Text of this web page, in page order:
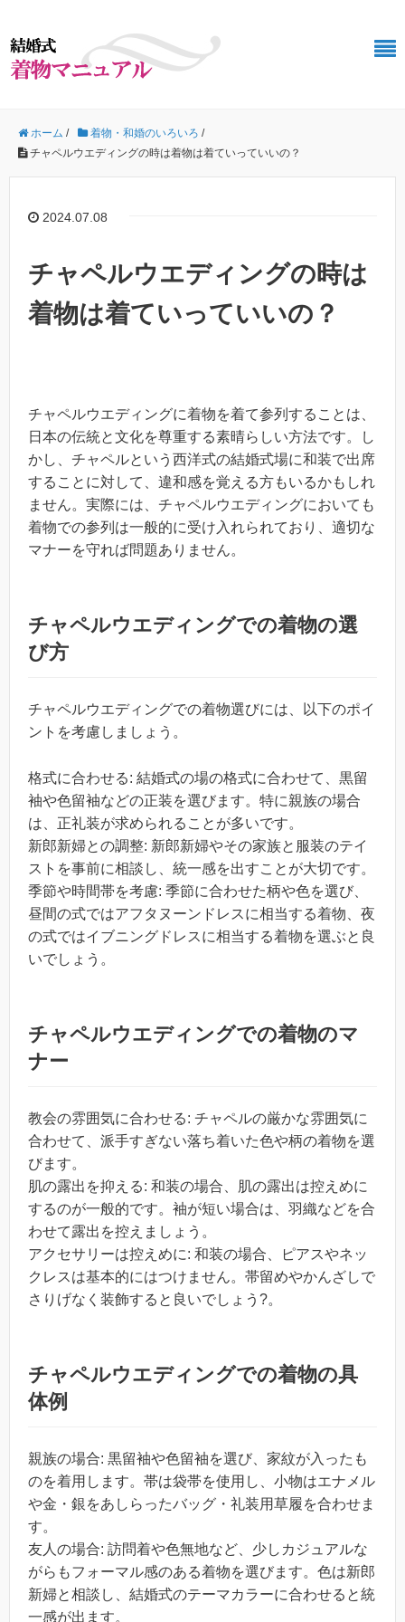
ホーム / 着物・和婚のいろいろ /
チャペルウエディングの時は着物は着ていっていいの？
2024.07.08
チャペルウエディングの時は
着物は着ていっていいの？
チャペルウエディングに着物を着て参列することは、
日本の伝統と文化を尊重する素晴らしい方法です。し
かし、チャペルという西洋式の結婚式場に和装で出席
することに対して、違和感を覚える方もいるかもしれ
ません。実際には、チャペルウエディングにおいても
着物での参列は一般的に受け入れられており、適切な
マナーを守れば問題ありません。
チャペルウエディングでの着物の選
び方
チャペルウエディングでの着物選びには、以下のポイ
ントを考慮しましょう。
格式に合わせる: 結婚式の場の格式に合わせて、黒留
袖や色留袖などの正装を選びます。特に親族の場合
は、正礼装が求められることが多いです。
新郎新婦との調整: 新郎新婦やその家族と服装のテイ
ストを事前に相談し、統一感を出すことが大切です。
季節や時間帯を考慮: 季節に合わせた柄や色を選び、
昼間の式ではアフタヌーンドレスに相当する着物、夜
の式ではイブニングドレスに相当する着物を選ぶと良
いでしょう。
チャペルウエディングでの着物のマ
ナー
教会の雰囲気に合わせる: チャペルの厳かな雰囲気に
合わせて、派手すぎない落ち着いた色や柄の着物を選
びます。
肌の露出を抑える: 和装の場合、肌の露出は控えめに
するのが一般的です。袖が短い場合は、羽織などを合
わせて露出を控えましょう。
アクセサリーは控えめに: 和装の場合、ピアスやネッ
クレスは基本的にはつけません。帯留めやかんざしで
さりげなく装飾すると良いでしょう?。
チャペルウエディングでの着物の具
体例
親族の場合: 黒留袖や色留袖を選び、家紋が入ったも
のを着用します。帯は袋帯を使用し、小物はエナメル
や金・銀をあしらったバッグ・礼装用草履を合わせま
す。
友人の場合: 訪問着や色無地など、少しカジュアルな
がらもフォーマル感のある着物を選びます。色は新郎
新婦と相談し、結婚式のテーマカラーに合わせると統
一感が出ます。